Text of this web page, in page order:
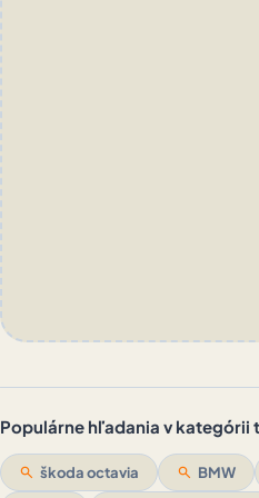
Populárne hľadania v kategórii
search škoda octavia search BMW